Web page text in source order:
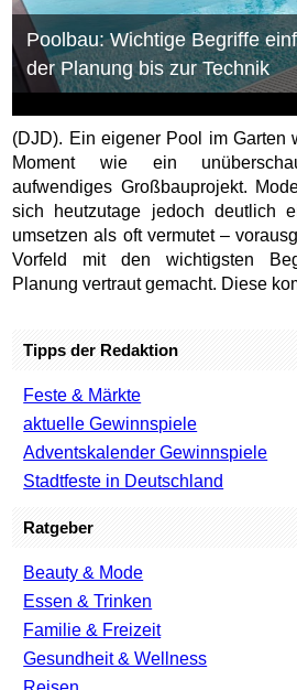
Poolbau: Wichtige Begriffe
der Planung bis zur Technik
(DJD). Ein eigener Pool im Garten
Moment wie ein
aufwendiges Großbauprojekt.
sich heutzutage jedoch deutlich
umsetzen als oft vermutet –
Vorfeld mit den wichtigsten
Planung vertraut gemacht. Diese
Tipps der Redaktion
Feste & Märkte
aktuelle Gewinnspiele
Adventskalender Gewinnspiele
Stadtfeste in Deutschland
Ratgeber
Beauty & Mode
Essen & Trinken
Familie & Freizeit
Gesundheit & Wellness